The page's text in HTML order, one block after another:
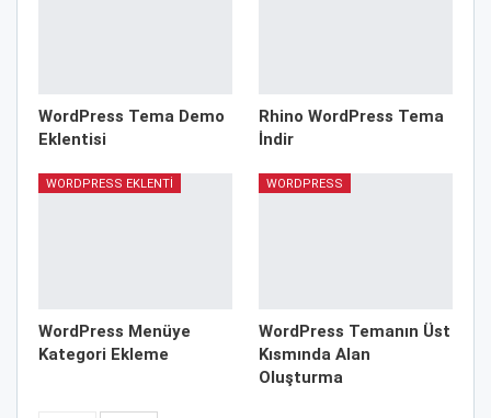
WordPress Tema Demo
Eklentisi
Rhino WordPress Tema
İndir
WORDPRESS EKLENTI
WordPress Menüye
Kategori Ekleme
WORDPRESS
WordPress Temanın Üst
Kısmında Alan
Oluşturma